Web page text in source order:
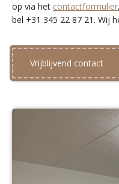
op via het contactformulier
bel +31 345 22 87 21. Wij
Vrijblijvend contact